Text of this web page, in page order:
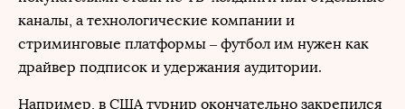
каналы, а технологические компании и
стриминговые платформы – футбол им нужен как
драйвер подписок и удержания аудитории.
Например, в США турнир окончательно закрепился